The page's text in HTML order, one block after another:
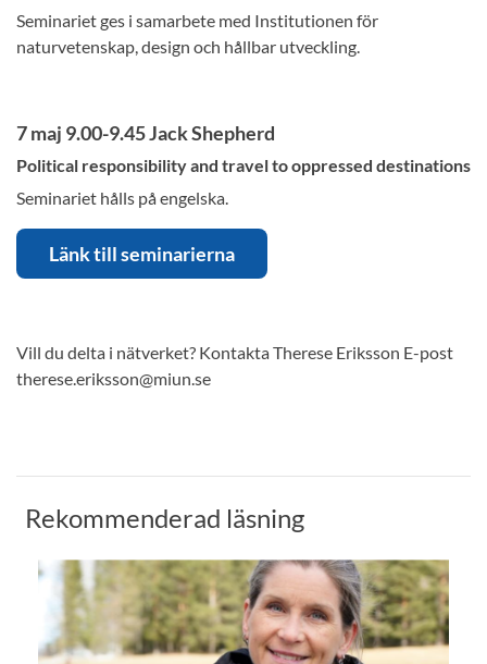
Seminariet ges i samarbete med Institutionen för
naturvetenskap, design och hållbar utveckling.
7 maj 9.00-9.45 Jack Shepherd
Political responsibility and travel to oppressed destinations
Seminariet hålls på engelska.
Länk till seminarierna
Vill du delta i nätverket? Kontakta Therese Eriksson E-post
therese.eriksson@miun.se
Rekommenderad läsning